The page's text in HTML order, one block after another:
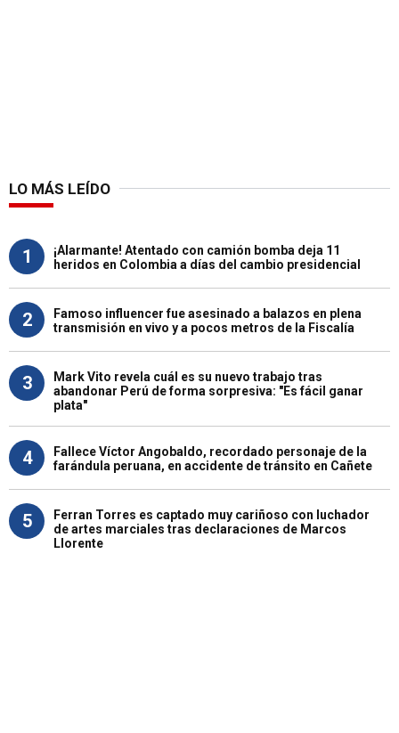
LO MÁS LEÍDO
1
¡Alarmante! Atentado con camión bomba deja 11
heridos en Colombia a días del cambio presidencial
2
Famoso influencer fue asesinado a balazos en plena
transmisión en vivo y a pocos metros de la Fiscalía
3
Mark Vito revela cuál es su nuevo trabajo tras
abandonar Perú de forma sorpresiva: "Es fácil ganar
plata"
4
Fallece Víctor Angobaldo, recordado personaje de la
farándula peruana, en accidente de tránsito en Cañete
5
Ferran Torres es captado muy cariñoso con luchador
de artes marciales tras declaraciones de Marcos
Llorente